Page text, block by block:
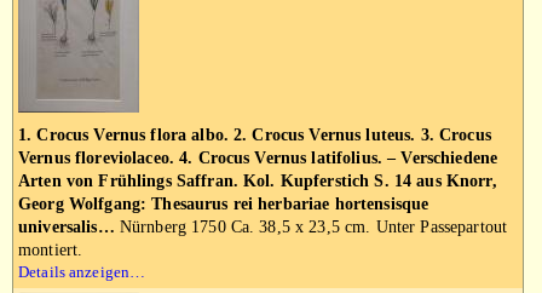
1. Crocus Vernus flora albo. 2. Crocus Vernus luteus. 3. Crocus
Vernus floreviolaceo. 4. Crocus Vernus latifolius. – Verschiedene
Arten von Frühlings Saffran. Kol. Kupferstich S. 14 aus Knorr,
Georg Wolfgang: Thesaurus rei herbariae hortensisque
universalis… Nürnberg 1750 Ca. 38,5 x 23,5 cm. Unter Passepartout
montiert.
Details anzeigen…